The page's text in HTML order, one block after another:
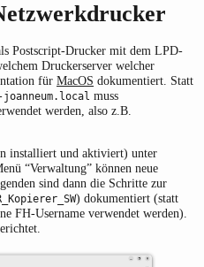
Postscript-Drucker mit dem LPD-
Druckerserver welcher
für MacOS dokumentiert. Statt
muss
werden, also z.B.
installiert und aktiviert) unter
“Verwaltung” können neue
sind dann die Schritte zur
) dokumentiert (statt
FH-Username verwendet werden).